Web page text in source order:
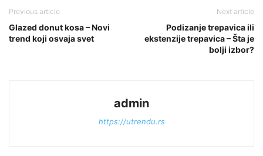
Previous article
Glazed donut kosa – Novi
trend koji osvaja svet
Next article
Podizanje trepavica ili
ekstenzije trepavica – Šta je
bolji izbor?
admin
https://utrendu.rs